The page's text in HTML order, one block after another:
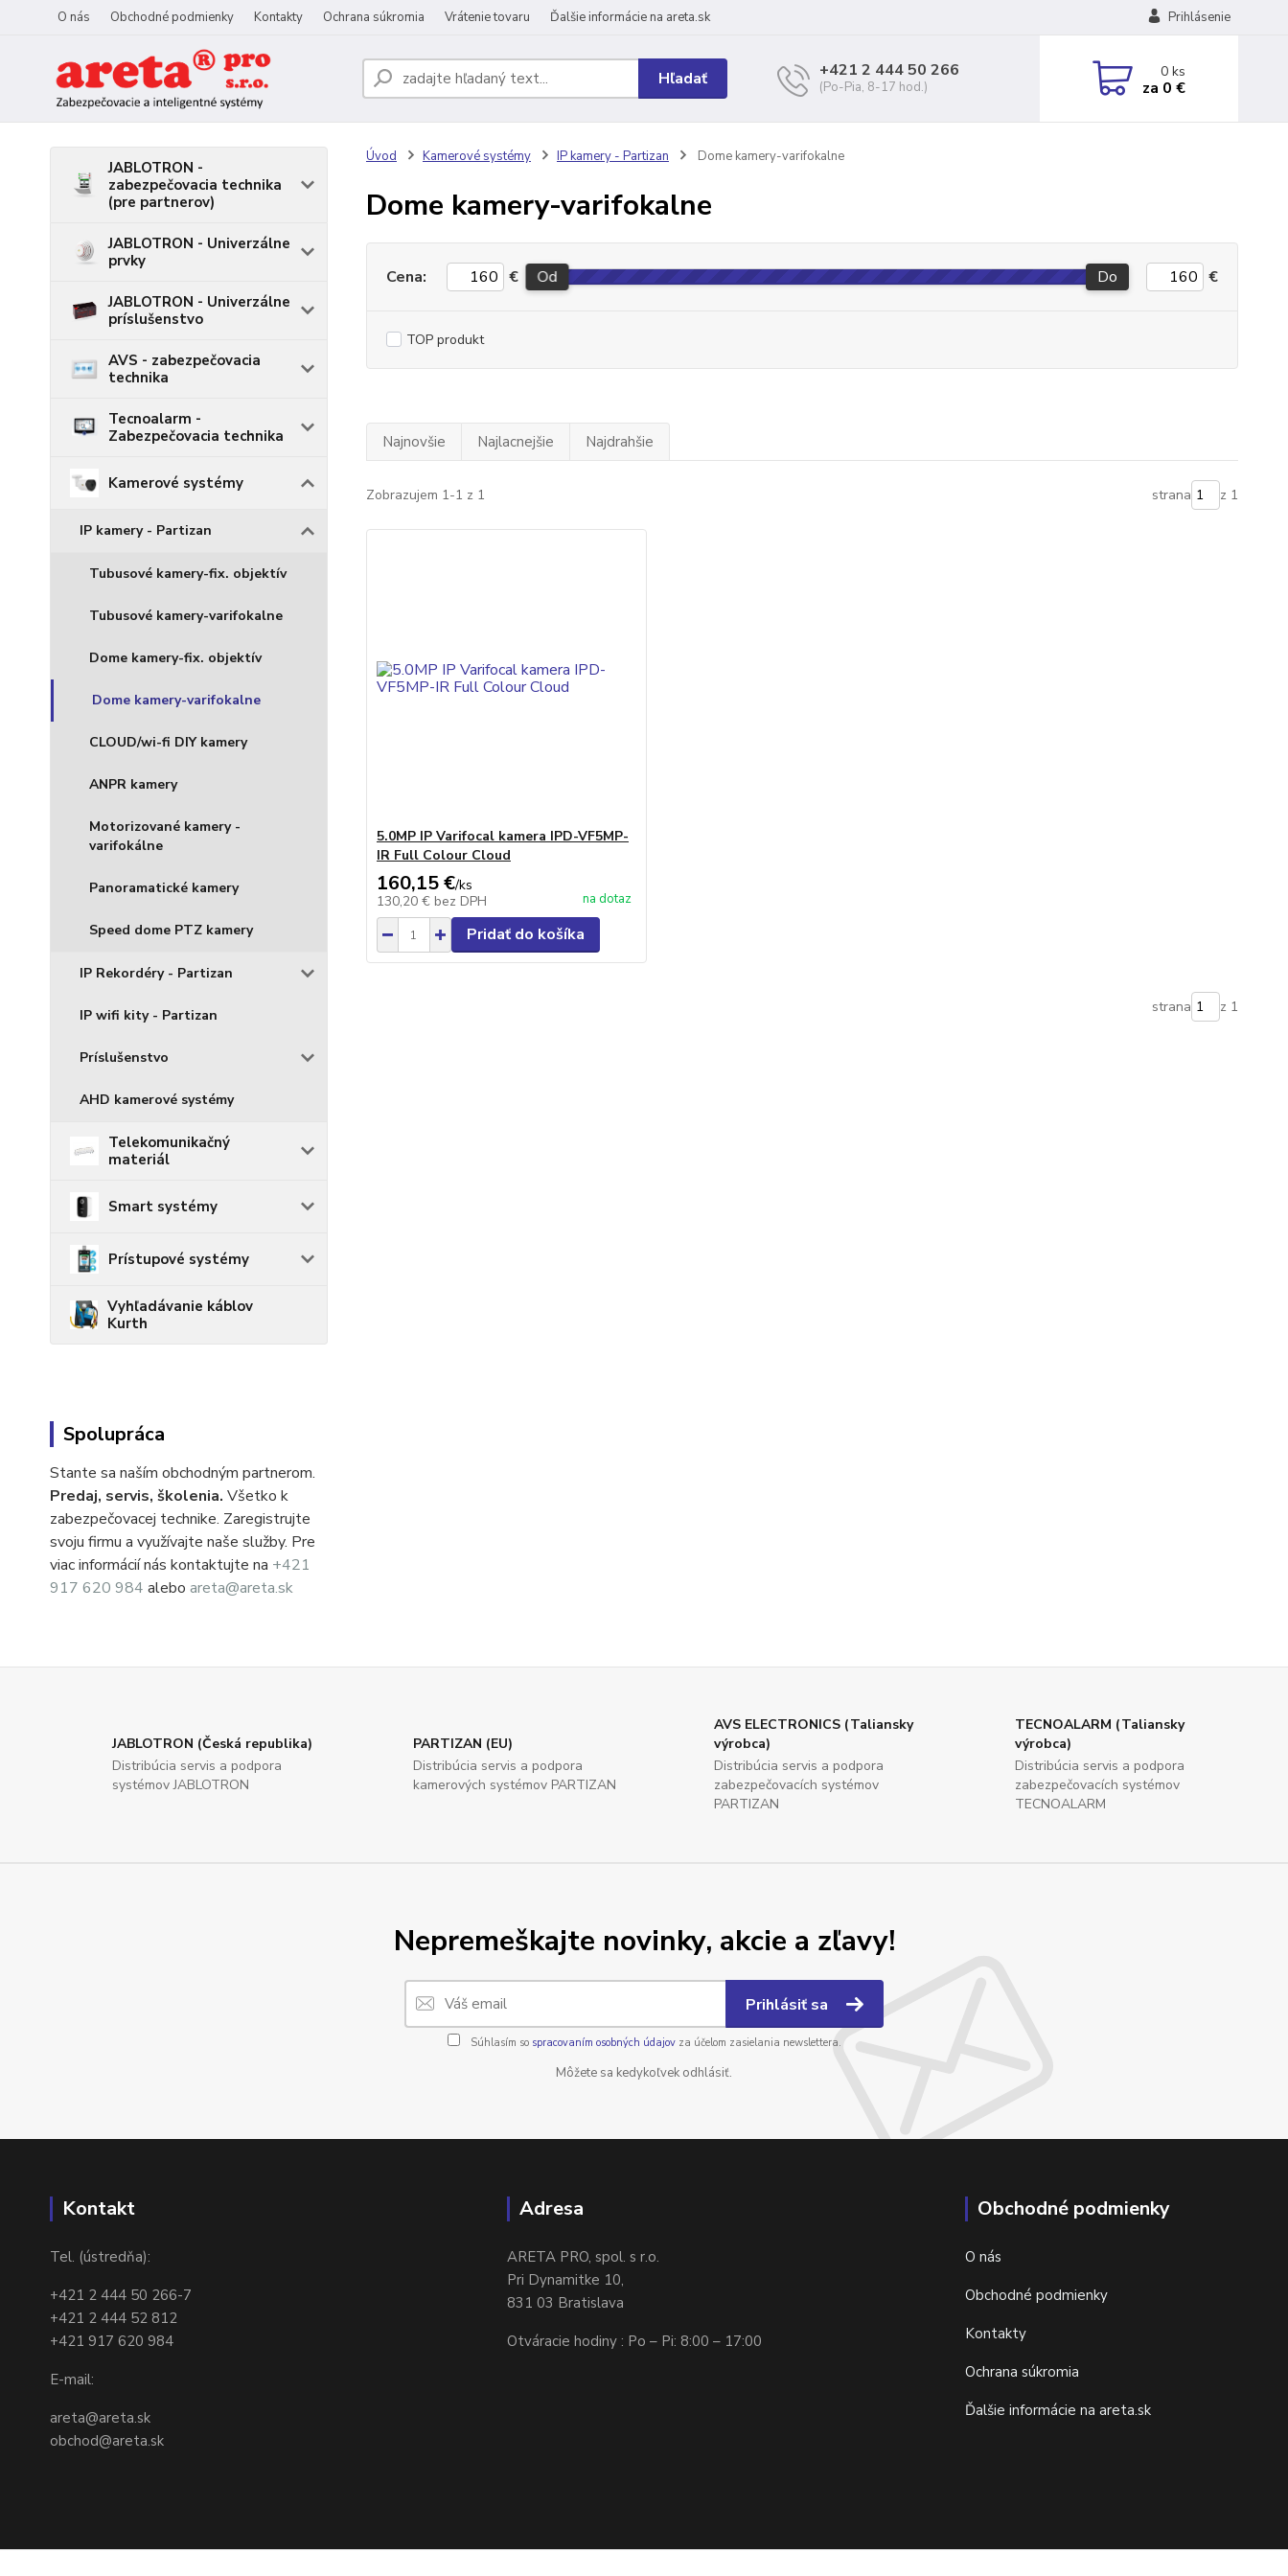
O nás Obchodné podmienky Kontakty Ochrana súkromia Vrátenie tovaru Ďalšie informácie na areta.sk Prihlásenie
Hľadať +421 2 444 50 266
(Po-Pia, 8-17 hod.)
0ks
za 0 €
JABLOTRON -
zabezpečovacia technika
(pre partnerov)
JABLOTRON - Univerzálne
prvky
JABLOTRON - Univerzálne
príslušenstvo
AVS - zabezpečovacia
technika
Tecnoalarm -
Zabezpečovacia technika
Kamerové systémy
IP kamery - Partizan
Tubusové kamery-fix. objektív
Tubusové kamery-varifokalne
Dome kamery-fix. objektív
Dome kamery-varifokalne
CLOUD/wi-fi DIY kamery
ANPR kamery
Motorizované kamery -
varifokálne
Panoramatické kamery
Speed dome PTZ kamery
IP Rekordéry - Partizan
IP wifi kity - Partizan
Príslušenstvo
AHD kamerové systémy
Telekomunikačný
materiál
Smart systémy
Prístupové systémy
Vyhľadávanie káblov
Kurth
Spolupráca
Stante sa naším obchodným partnerom.
Predaj, servis, školenia. Všetko k
zabezpečovacej technike. Zaregistrujte
svoju firmu a využívajte naše služby. Pre
viac informácií nás kontaktujte na +421
917 620 984 alebo areta@areta.sk
Úvod Kamerové systémy IP kamery - Partizan Dome kamery-varifokalne
Dome kamery-varifokalne
Cena: € Od Do €
TOP produkt
Najnovšie Najlacnejšie Najdrahšie
Zobrazujem 1-1 z 1 strana z 1
5.0MP IP Varifocal kamera IPD-VF5MP-
IR Full Colour Cloud
160,15 €/ks
130,20 € bez DPH na dotaz
Pridať do košíka
strana z 1
JABLOTRON (Česká republika)
Distribúcia servis a podpora
systémov JABLOTRON
PARTIZAN (EU)
Distribúcia servis a podpora
kamerových systémov PARTIZAN
AVS ELECTRONICS (Taliansky
výrobca)
Distribúcia servis a podpora
zabezpečovacích systémov
PARTIZAN
TECNOALARM (Taliansky
výrobca)
Distribúcia servis a podpora
zabezpečovacích systémov
TECNOALARM
Nepremeškajte novinky, akcie a zľavy!
Prihlásiť sa
Súhlasím so spracovaním osobných údajovza účelom zasielania newslettera.
Môžete sa kedykoľvek odhlásiť.
Kontakt
Tel. (ústredňa):
+421 2 444 50 266-7
+421 2 444 52 812
+421 917 620 984
E-mail:
areta@areta.sk
obchod@areta.sk
Adresa
ARETA PRO, spol. s r.o.
Pri Dynamitke 10,
831 03 Bratislava
Otváracie hodiny : Po – Pi: 8:00 – 17:00
Obchodné podmienky
O nás
Obchodné podmienky
Kontakty
Ochrana súkromia
Ďalšie informácie na areta.sk